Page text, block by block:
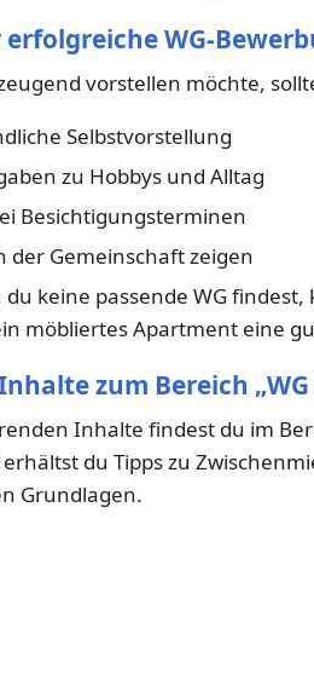
erfolgreiche WG-
vorstellen möchte,
Selbstvorstellung
zu Hobbys und Alltag
Besichtigungsterminen
der Gemeinschaft zeigen
du keine passende WG
möbliertes Apartment eine
zum Bereich
Inhalte findest du im
erhältst du Tipps zu
Grundlagen.